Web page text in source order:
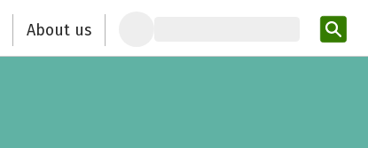
About us